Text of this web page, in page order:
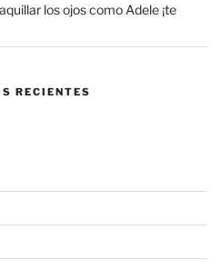
los ojos como Adele ¡te
RECIENTES